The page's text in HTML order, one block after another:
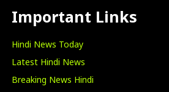
Important Links
Hindi News Today
Latest Hindi News
Breaking News Hindi